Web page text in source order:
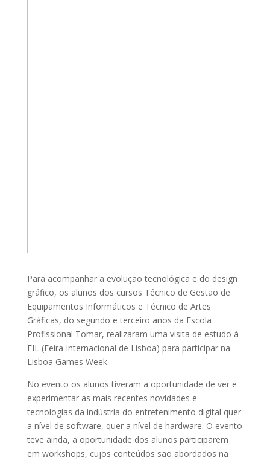
Para acompanhar a evolução tecnológica e do design
gráfico, os alunos dos cursos Técnico de Gestão de
Equipamentos Informáticos e Técnico de Artes
Gráficas, do segundo e terceiro anos da Escola
Profissional Tomar, realizaram uma visita de estudo à
FIL (Feira Internacional de Lisboa) para participar na
Lisboa Games Week.
No evento os alunos tiveram a oportunidade de ver e
experimentar as mais recentes novidades e
tecnologias da indústria do entretenimento digital quer
a nível de software, quer a nível de hardware. O evento
teve ainda, a oportunidade dos alunos participarem
em workshops, cujos conteúdos são abordados na